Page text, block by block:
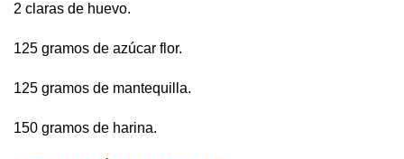
2 claras de huevo.
125 gramos de azúcar flor.
125 gramos de mantequilla.
150 gramos de harina.